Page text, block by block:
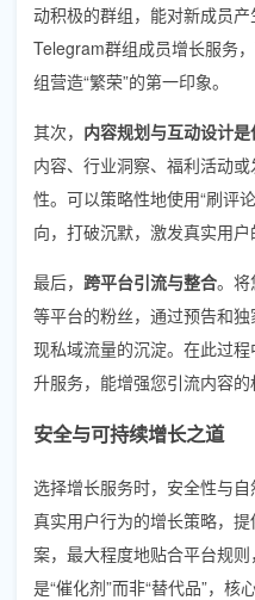
动积极的群组，能对新成员
Telegram群组成员增长服务
组营造“繁荣”的第一印象。
其次， 内容规划与互动设计
内容、行业洞察、福利活动
性。可以策略性地使用“刷评
向，打破沉默，激发真实用户
最后， 跨平台引流与整合。将
等平台的粉丝，通过预告和
现私域流量的沉淀。在此过
升服务，能增强您引流内容的
安全与可持续增长之道
选择增长服务时，安全性与自
真实用户行为的增长策略，
案，最大程度地贴合平台规
是“催化剂”而非“替代品”，